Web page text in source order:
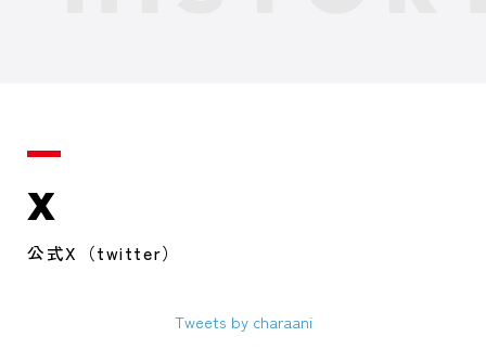
X
公式X（twitter）
Tweets by charaani